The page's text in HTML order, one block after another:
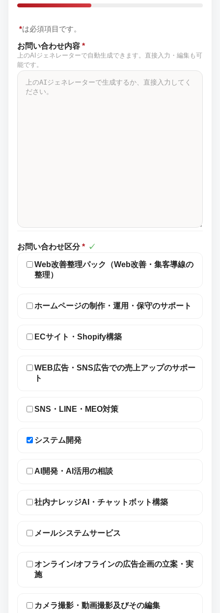
*は必須項目です。
お問い合わせ内容 *
上のAIジェネレーターで自動生成できます。直接入力・編集も可
能です。
お問い合わせ区分 * ✓
Web改善整理パック（Web改善・集客導線の
整理）
ホームページの制作・運用・保守のサポート
ECサイト・Shopify構築
WEB広告・SNS広告での売上アップのサポー
ト
SNS・LINE・MEO対策
システム開発
AI開発・AI活用の相談
社内ナレッジAI・チャットボット構築
メールシステムサービス
オンライン/オフラインの広告企画の立案・実
施
カメラ撮影・動画撮影及びその編集